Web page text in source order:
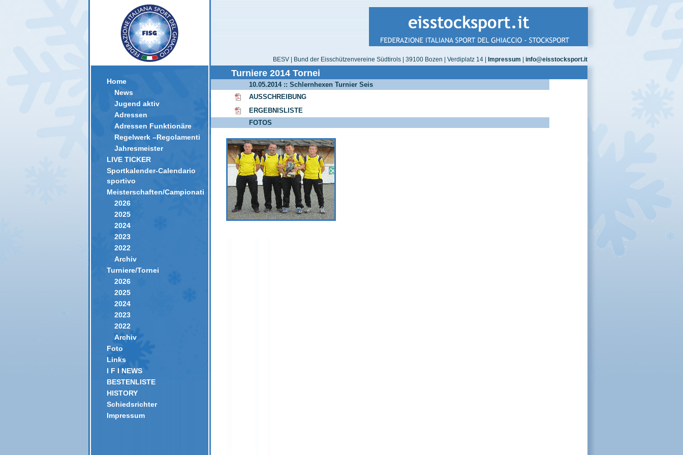
Home
News
Jugend aktiv
Adressen
Adressen Funktionäre
Regelwerk –Regolamenti
Jahresmeister
LIVE TICKER
Sportkalender-Calendario
sportivo
Meisterschaften/Campionati
2026
2025
2024
2023
2022
Archiv
Turniere/Tornei
2026
2025
2024
2023
2022
Archiv
Foto
Links
I F I NEWS
BESTENLISTE
HISTORY
Schiedsrichter
Impressum
BESV | Bund der Eisschützenvereine Südtirols | 39100 Bozen | Verdiplatz 14 | Impressum info@eisstocksport.it
Turniere 2014 Tornei
10.05.2014 :: Schlernhexen Turnier Seis
AUSSCHREIBUNG
ERGEBNISLISTE
FOTOS